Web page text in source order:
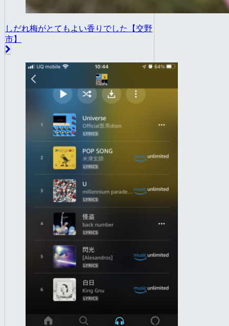
しだれ梅がとてもよい香りでした【交野
市】